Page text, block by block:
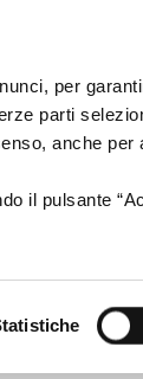
per
parti
anche per
il pulsante